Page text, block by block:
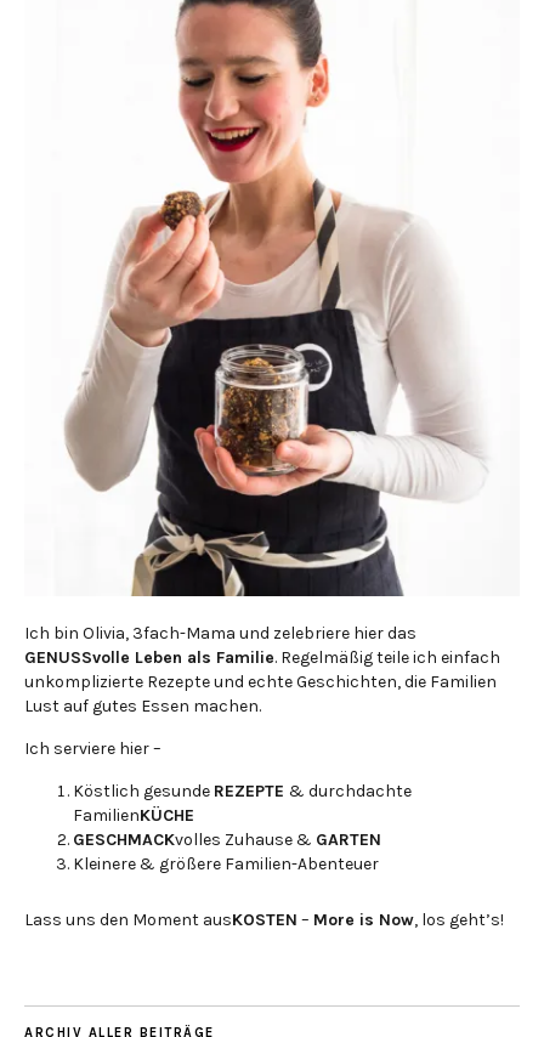
Ich bin Olivia, 3fach-Mama und zelebriere hier das
GENUSSvolle Leben als Familie. Regelmäßig teile ich einfach
unkomplizierte Rezepte und echte Geschichten, die Familien
Lust auf gutes Essen machen.
Ich serviere hier –
Köstlich gesunde REZEPTE & durchdachte
FamilienKÜCHE
GESCHMACKvolles Zuhause & GARTEN
Kleinere & größere Familien-Abenteuer
Lass uns den Moment ausKOSTEN – More is Now, los geht’s!
ARCHIV ALLER BEITRÄGE